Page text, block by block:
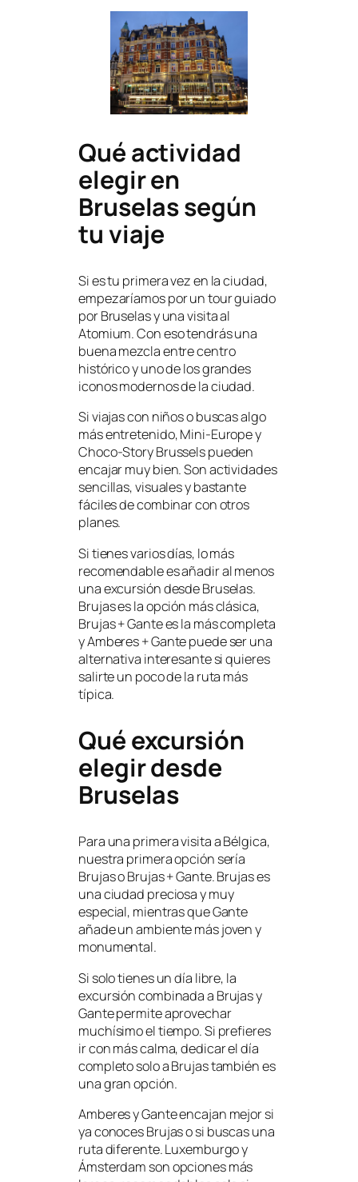
Qué actividad
elegir en
Bruselas según
tu viaje
Si es tu primera vez en la ciudad,
empezaríamos por un tour guiado
por Bruselas y una visita al
Atomium. Con eso tendrás una
buena mezcla entre centro
histórico y uno de los grandes
iconos modernos de la ciudad.
Si viajas con niños o buscas algo
más entretenido, Mini-Europe y
Choco-Story Brussels pueden
encajar muy bien. Son actividades
sencillas, visuales y bastante
fáciles de combinar con otros
planes.
Si tienes varios días, lo más
recomendable es añadir al menos
una excursión desde Bruselas.
Brujas es la opción más clásica,
Brujas + Gante es la más completa
y Amberes + Gante puede ser una
alternativa interesante si quieres
salirte un poco de la ruta más
típica.
Qué excursión
elegir desde
Bruselas
Para una primera visita a Bélgica,
nuestra primera opción sería
Brujas o Brujas + Gante. Brujas es
una ciudad preciosa y muy
especial, mientras que Gante
añade un ambiente más joven y
monumental.
Si solo tienes un día libre, la
excursión combinada a Brujas y
Gante permite aprovechar
muchísimo el tiempo. Si prefieres
ir con más calma, dedicar el día
completo solo a Brujas también es
una gran opción.
Amberes y Gante encajan mejor si
ya conoces Brujas o si buscas una
ruta diferente. Luxemburgo y
Ámsterdam son opciones más